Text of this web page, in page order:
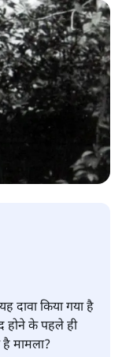
दावा किया गया है
होने के पहले ही
है मामला?